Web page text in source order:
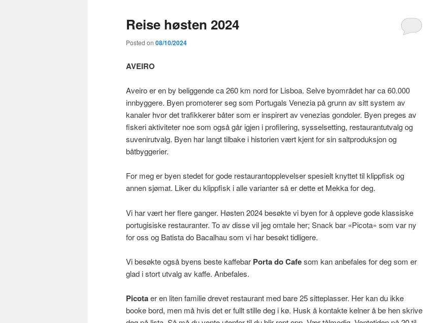
Reise høsten 2024
Posted on 08/10/2024
AVEIRO
Aveiro er en by beliggende ca 260 km nord for Lisboa. Selve byområdet har ca 60.000
innbyggere. Byen promoterer seg som Portugals Venezia på grunn av sitt system av
kanaler hvor det trafikkerer båter som er inspirert av venezias gondoler. Byen preges av
fiskeri aktiviteter noe som også går igjen i profilering, sysselsetting, restaurantutvalg og
suvenirutvalg. Byen har langt tilbake i historien vært kjent for sin saltproduksjon og
båtbyggerier.
For meg er byen stedet for gode restaurantopplevelser spesielt knyttet til klippfisk og
annen sjømat. Liker du klippfisk i alle varianter så er dette et Mekka for deg.
Vi har vært her flere ganger. Høsten 2024 besøkte vi byen for å oppleve gode klassiske
portugisiske restauranter. To av disse vil jeg omtale her; Snack bar «Picota» som var ny
for oss og Batista do Bacalhau som vi har besøkt tidligere.
Vi besøkte også byens beste kaffebar Porta do Cafesom kan anbefales for deg som er
glad i stort utvalg av kaffe. Anbefales.
Picotaer en liten familie drevet restaurant med bare 25 sitteplasser. Her kan du ikke
booke bord, men må hvis det er fullt stille deg i kø. Husk å kontakte kelner å be hen skrive